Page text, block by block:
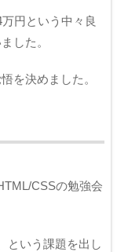
円という中々良
した。
を決めました。
CSSの勉強会
という課題を出し